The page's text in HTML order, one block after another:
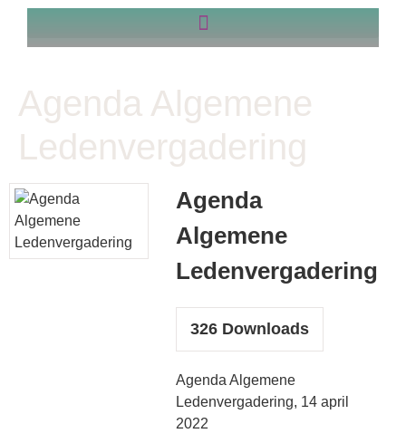
Agenda Algemene
Ledenvergadering
Agenda
Algemene
Ledenvergadering
326 Downloads
Agenda Algemene
Ledenvergadering, 14 april
2022